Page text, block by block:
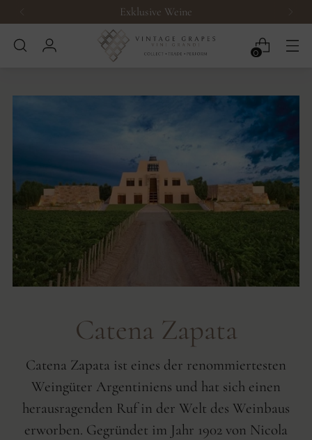
Exklusive Weine
0
Catena Zapata
Catena Zapata ist eines der renommiertesten
Weingüter Argentiniens und hat sich einen
herausragenden Ruf in der Welt des Weinbaus
erworben. Gegründet im Jahr 1902 von Nicola